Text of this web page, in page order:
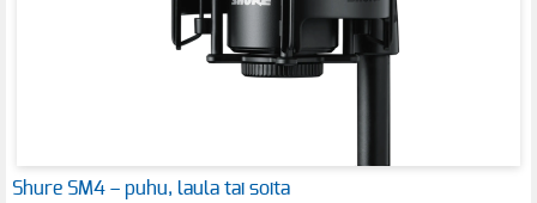
Shure SM4 – puhu, laula tai soita